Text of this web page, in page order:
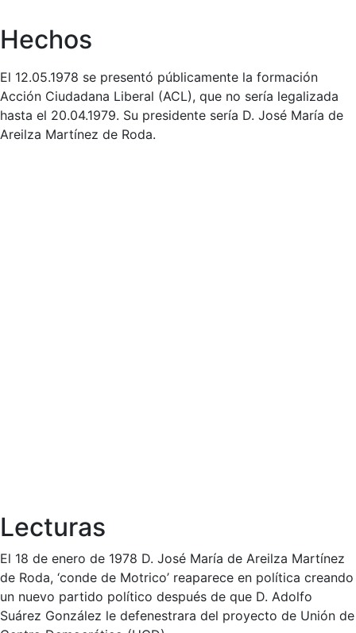
Hechos
El 12.05.1978 se presentó públicamente la formación
Acción Ciudadana Liberal (ACL), que no sería legalizada
hasta el 20.04.1979. Su presidente sería D. José María de
Areilza Martínez de Roda.
Lecturas
El 18 de enero de 1978 D. José María de Areilza Martínez
de Roda, ‘conde de Motrico’ reaparece en política creando
un nuevo partido político después de que D. Adolfo
Suárez González le defenestrara del proyecto de Unión de